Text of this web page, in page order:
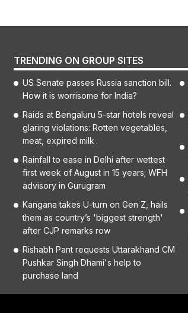
TRENDING ON GROUP SITES
US Senate passes Russia sanction bill.
How it is worrisome for India?
Raids at Bengaluru 5-star hotels reveal
glaring violations: Rotten vegetables,
meat, expired milk
Rainfall to ease in Delhi after wettest
first week of August in 15 years; WFH
advisory in Gurugram
Kangana takes U-turn on Gen Z, hails
them as country’s 'biggest strength'
after CJP remarks row
Rishabh Pant requests Uttarakhand CM
Pushkar Singh Dhami's help to
purchase land